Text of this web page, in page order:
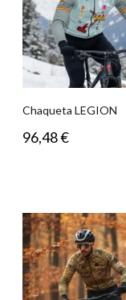
Chaqueta LEGION
96,48€